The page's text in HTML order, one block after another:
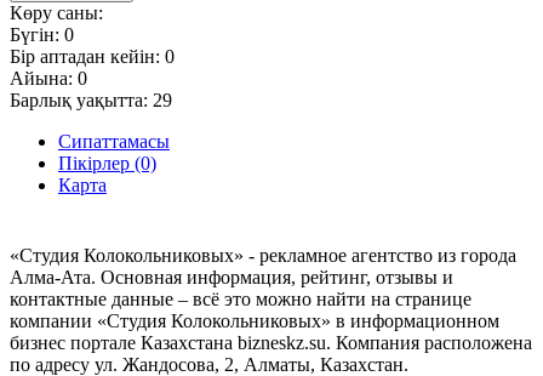
Көру саны:
Бүгін: 0
Бір аптадан кейін: 0
Айына: 0
Барлық уақытта: 29
Сипаттамасы
Пікірлер (0)
Карта
«Студия Колокольниковых» - рекламное агентство из города
Алма-Ата. Основная информация, рейтинг, отзывы и
контактные данные – всё это можно найти на странице
компании «Студия Колокольниковых» в информационном
бизнес портале Казахстана bizneskz.su. Компания расположена
по адресу ул. Жандосова, 2, Алматы, Казахстан.